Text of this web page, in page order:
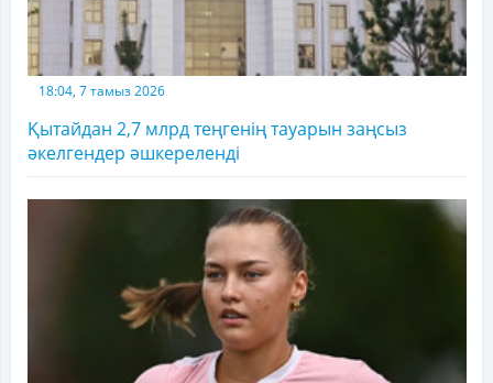
18:04, 7 тамыз 2026
Қытайдан 2,7 млрд теңгенің тауарын заңсыз
әкелгендер әшкереленді